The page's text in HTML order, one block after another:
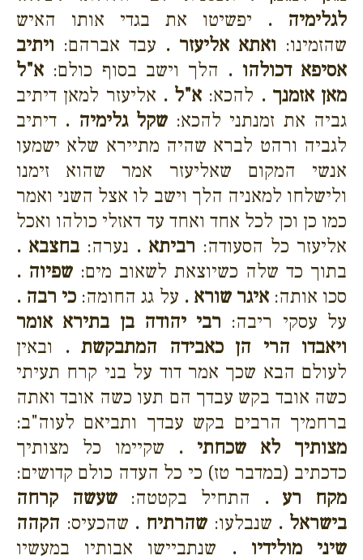
לגלימיה . יפשיטו את בגדי אותו האיש
שהזמינו: ואתא אליעזר . עבד אברהם: ויתיב
אסיפא דכולהו . הלך וישב בסוף כולם: א"ל
מאן אזמנך . להכא: א"ל . אליעזר למאן דיתיב
גביה את זמנתני להכא:שקל גלימיה . דיתיב
לגביה ורהט לברא שהיה מתיירא שלא ישמעו
אנשי המקום שאליעזר אמר שהוא זימנו
ולישלחו למאניה הלך וישב לו אצל השני ואמר
כמו כן וכן לכל אחד ואחד עד דאזלי כולהו ואכל
אליעזר כל הסעודה: רביתא . נערה: בחצבא .
בתוך כד שלה כשיוצאת לשאוב מים: שפיוה .
סכו אותה:איגר שורא . על גג החומה: כי רבה .
על עסקי ריבה: רבי יהודה בן בתירא אומר
ויאבדו הרי הן כאבידה המתבקשת . ובאין
לעולם הבא שכך אמר דוד על בני קרח תעיתי
כשה אובד בקש עבדך הם תעו כשה אובד ואתה
ברחמיך הרבים בקש עבדך ותביאם לעוה"ב:
מצותיך לא שכחתי . שקיימו כל מצותיך
כדכתיב (במדבר טז) כי כל העדה כולם קדושים:
מקח רע . התחיל בקטטה:שעשה קרחה
בישראל . שנבלעו: שהרתיח . שהכעיס: הקהה
שיני מולידיו . שנתביישו אבותיו במעשיו